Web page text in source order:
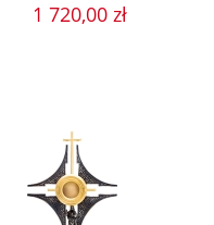
12,90 zł
Cena regularna:
1 720,00 zł